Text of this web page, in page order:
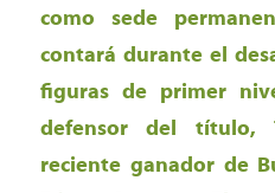
como sede
contará durante el
figuras de primer
defensor del título,
reciente ganador de